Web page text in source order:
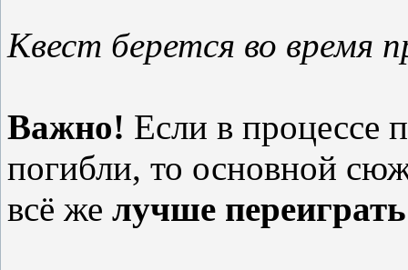
Квест берется во время
Важно! Если в процессе
погибли, то основной
всё же лучше переиграть